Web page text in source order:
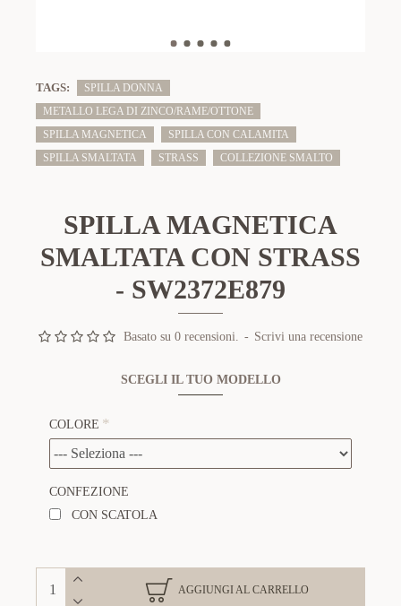
TAGS:
SPILLA DONNA
METALLO LEGA DI ZINCO/RAME/OTTONE
SPILLA MAGNETICA
SPILLA CON CALAMITA
SPILLA SMALTATA
STRASS COLLEZIONE SMALTO
SPILLA MAGNETICA
SMALTATA CON STRASS
- SW2372E879
Basato su 0 recensioni. - Scrivi una recensione
SCEGLI IL TUO MODELLO
COLORE
CONFEZIONE
CON SCATOLA
AGGIUNGI AL CARRELLO